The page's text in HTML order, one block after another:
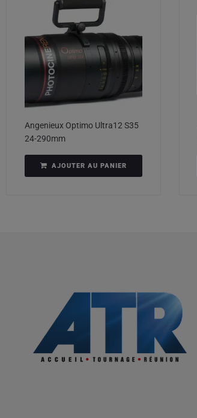
Angenieux Optimo Ultra12 S35
24-290mm
AJOUTER AU PANIER